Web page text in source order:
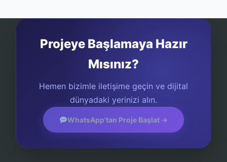
Projeye Başlamaya Hazır
Mısınız?
Hemen bizimle iletişime geçin ve dijital
dünyadaki yerinizi alın.
WhatsApp'tan Proje Başlat →